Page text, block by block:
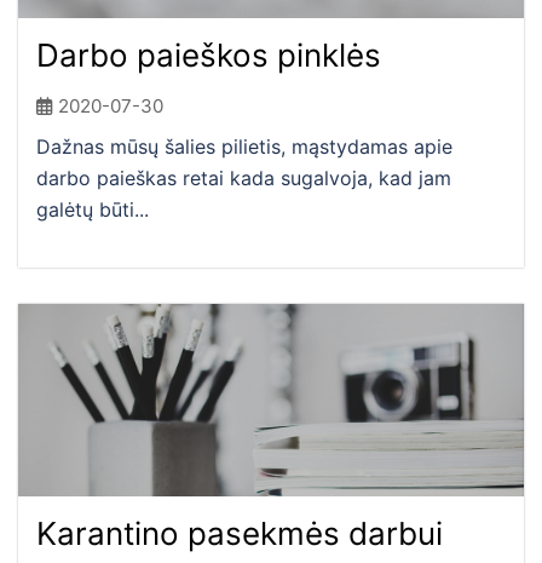
Darbo paieškos pinklės
2020-07-30
Dažnas mūsų šalies pilietis, mąstydamas apie
darbo paieškas retai kada sugalvoja, kad jam
galėtų būti...
Karantino pasekmės darbui